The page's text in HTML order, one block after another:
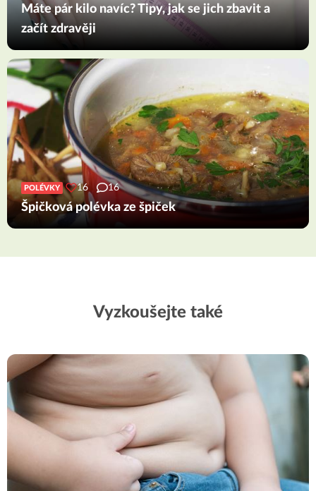
Máte pár kilo navíc? Tipy, jak se jich zbavit a
začít zdravěji
POLÉVKY 16 16
Špičková polévka ze špiček
Vyzkoušejte také